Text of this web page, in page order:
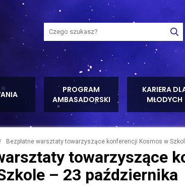
PROGRAM
AMBASADORSKI
KARIERA
MŁODYCH
Wyszukaj na stronie
Bezpłatne warsztaty towarzyszące konferencji Kosmos w
towarzyszące
– 23 października